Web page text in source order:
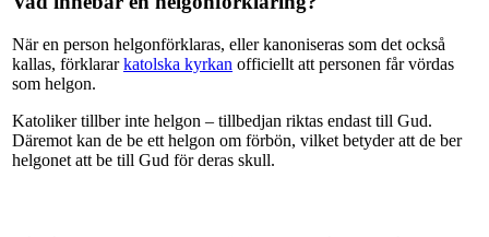
När en person helgonförklaras, eller kanoniseras som det också
kallas, förklararkatolska kyrkan officiellt att personen får vördas
som helgon.
Katoliker tillber inte helgon – tillbedjan riktas endast till Gud.
Däremot kan de be ett helgon om förbön, vilket betyder att de ber
helgonet att be till Gud för deras skull.